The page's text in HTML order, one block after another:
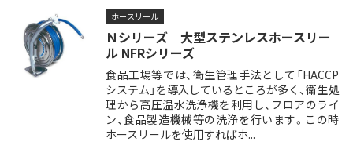
ホースリール
Ｎシリーズ 大型ステンレスホースリー
ル NFRシリーズ
食品工場等では、衛生管理手法として「HACCP
システム」を導入しているところが多く、衛生処
理から高圧温水洗浄機を利用し、フロアのライ
ン、食品製造機械等の洗浄を行います。この時
ホースリールを使用すればホ...